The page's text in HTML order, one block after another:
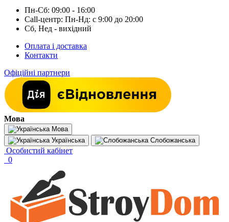
Пн-Сб: 09:00 - 16:00
Call-центр: Пн-Нд: с 9:00 до 20:00
Сб, Нед - вихідний
Оплата і доставка
Контакти
Офіційні партнери
Мова
Мова
Українська
Слобожанська
Особистий кабінет
0